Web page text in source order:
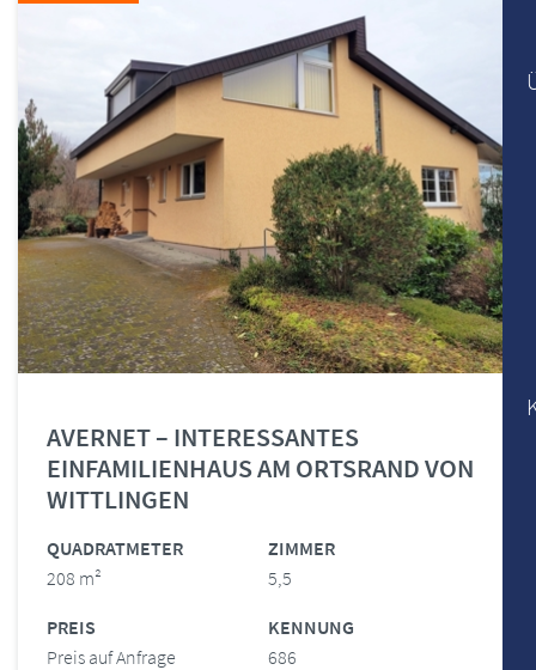
AVERNET – INTERESSANTES
EINFAMILIENHAUS AM ORTSRAND VON
WITTLINGEN
QUADRATMETER
208 m²
ZIMMER
5,5
PREIS
Preis auf Anfrage
KENNUNG
686